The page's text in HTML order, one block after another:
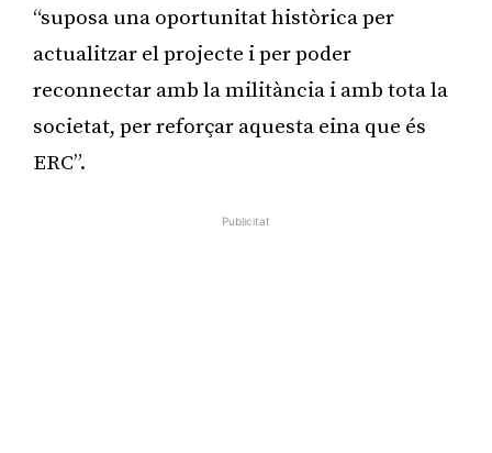
“suposa una oportunitat històrica per
actualitzar el projecte i per poder
reconnectar amb la militància i amb tota la
societat, per reforçar aquesta eina que és
ERC”.
Publicitat